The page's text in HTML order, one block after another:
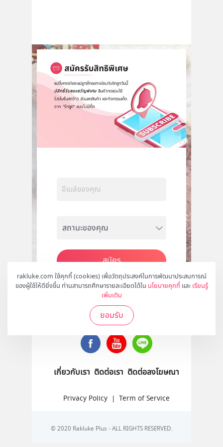
rakluke.com ใช้คุกกี้ (cookies) เพื่อวัตถุประสงค์ในการพัฒนาประสบการณ์
ของผู้ใช้ให้ดียิ่งขึ้น ท่านสามารถศึกษารายละเอียดได้ใน นโยบายคุกกี้ และ เรียนรู้
เพิ่มเติม
ยอมรับ
สมัคร
ติดตามเราได้ที่
เกี่ยวกับเรา ติดต่อเรา ติดต่อลงโฆษณา
Privacy Policy | Term of Service
© 2020 Rakluke Plus - ALL RIGHTS RESERVED.